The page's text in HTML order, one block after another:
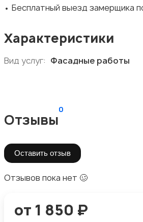
• Бесплатный выезд замерщика
Характеристики
Вид услуг: Фасадные работы
Отзывы
0
Оставить отзыв
Отзывов пока нет 🥴
от 1 850 ₽